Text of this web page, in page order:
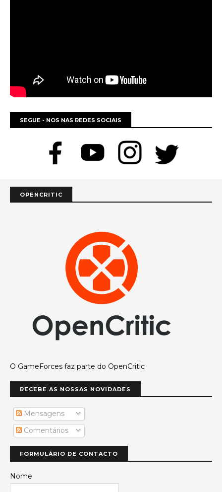
SEGUE - NOS NAS REDES SOCIAIS
OPENCRITIC
O GameForces faz parte do OpenCritic
RECEBE AS NOSSAS NOVIDADES
Mensagens
Comentários
FORMULÁRIO DE CONTACTO
Nome